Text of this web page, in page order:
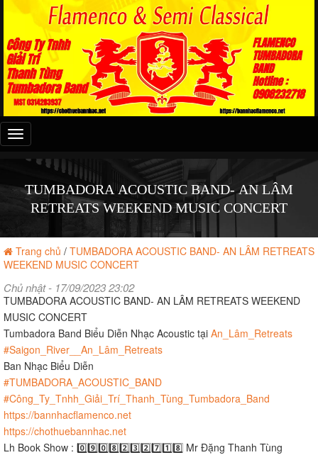
Đây
là
menu
TUMBADORA ACOUSTIC BAND- AN LÂM
RETREATS WEEKEND MUSIC CONCERT
Trang chủ / TUMBADORA ACOUSTIC BAND- AN LÂM RETREATS
WEEKEND MUSIC CONCERT
Chủ nhật - 17/09/2023 23:02
TUMBADORA ACOUSTIC BAND- AN LÂM RETREATS WEEKEND
MUSIC CONCERT
Tumbadora Band Biểu Diễn Nhạc Acoustic tại An_Lâm_Retreats
#Saigon_River__An_Lâm_Retreats
Ban Nhạc Biểu Diễn
#TUMBADORA_ACOUSTIC_BAND
#Công_Ty_Tnhh_Giải_Trí_Thanh_Tùng_Tumbadora_Band
https://bannhacflamenco.net
https://chothuebannhac.net
Lh Book Show : 0️⃣9️⃣0️⃣8️⃣2️⃣3️⃣2️⃣7️⃣1️⃣8️⃣ Mr Đặng Thanh Tùng